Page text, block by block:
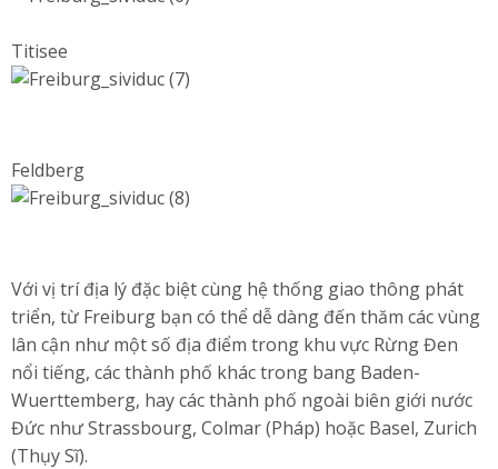
Titisee
Feldberg
Với vị trí địa lý đặc biệt cùng hệ thống giao thông phát
triển, từ Freiburg bạn có thể dễ dàng đến thăm các vùng
lân cận như một số địa điểm trong khu vực Rừng Đen
nổi tiếng, các thành phố khác trong bang Baden-
Wuerttemberg, hay các thành phố ngoài biên giới nước
Đức như Strassbourg, Colmar (Pháp) hoặc Basel, Zurich
(Thụy Sĩ).